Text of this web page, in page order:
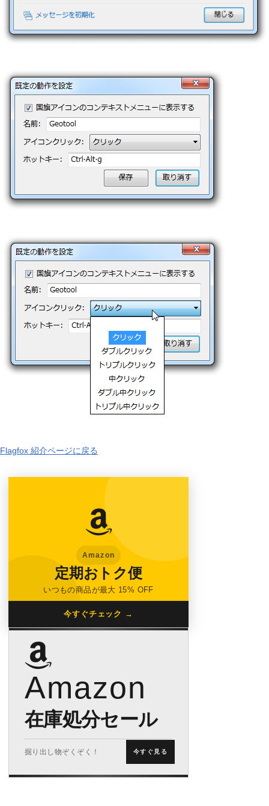
Flagfox 紹介ページに戻る
Amazon
定期おトク便
いつもの商品が最大 15% OFF
今すぐチェック →
Amazon
在庫処分セール
掘り出し物ぞくぞく！ 今すぐ見る